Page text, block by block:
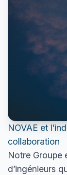
NOVAE et
collaboration
Notre Groupe
d’ingénieurs